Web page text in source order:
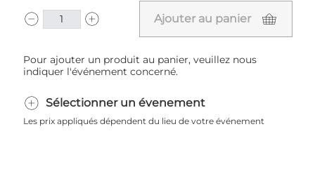
Ajouter au panier
Pour ajouter un produit au panier, veuillez nous
indiquer l'événement concerné.
Sélectionner un évenement
Les prix appliqués dépendent du lieu de votre événement